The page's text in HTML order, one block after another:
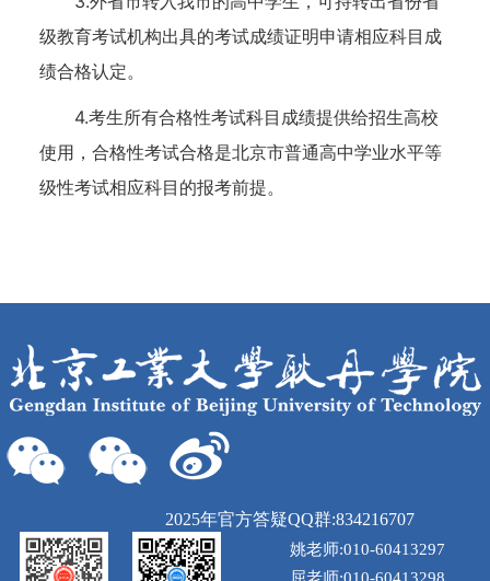
级教育考试机构出具的考试成绩证明申请相应科目成
绩合格认定。
4.考生所有合格性考试科目成绩提供给招生高校
使用，合格性考试合格是北京市普通高中学业水平等
级性考试相应科目的报考前提。
2025年官方答疑QQ群:834216707
姚老师:010-60413297
屈老师:010-60413298